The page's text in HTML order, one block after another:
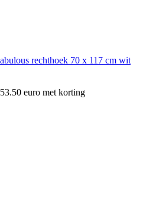
rechthoek 70 x 117 cm wit
euro met korting